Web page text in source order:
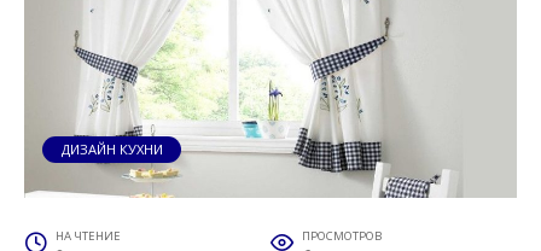
ДИЗАЙН КУХНИ
НА ЧТЕНИЕ ПРОСМОТРОВ